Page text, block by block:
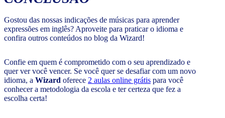
Gostou das nossas indicações de músicas para aprender
expressões em inglês? Aproveite para praticar o idioma e
confira outros conteúdos no blog da Wizard!
Confie em quem é comprometido com o seu aprendizado e
quer ver você vencer. Se você quer se desafiar com um novo
idioma, a Wizard oferece 2 aulas online grátis para você
conhecer a metodologia da escola e ter certeza que fez a
escolha certa!